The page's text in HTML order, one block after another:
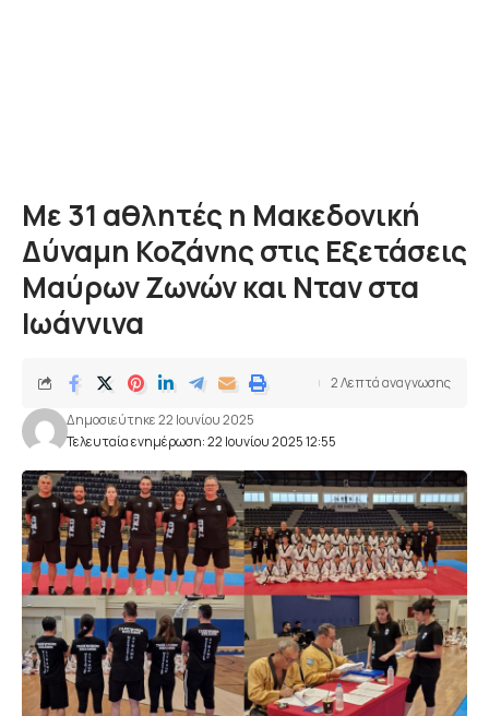
Με 31 αθλητές η Μακεδονική
Δύναμη Κοζάνης στις Εξετάσεις
Μαύρων Ζωνών και Νταν στα
Ιωάννινα
Τελευταία ενημέρωση: 22 Ιουνίου 2025 12:55
Δημοσιεύτηκε 22 Ιουνίου 2025
2 Λεπτά αναγνωσης